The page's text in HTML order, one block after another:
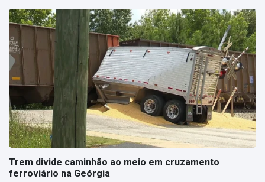
Trem divide caminhão ao meio em cruzamento
ferroviário na Geórgia